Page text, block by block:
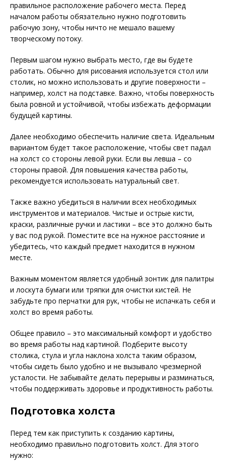
правильное расположение рабочего места. Перед
началом работы обязательно нужно подготовить
рабочую зону, чтобы ничто не мешало вашему
творческому потоку.
Первым шагом нужно выбрать место, где вы будете
работать. Обычно для рисования используется стол или
столик, но можно использовать и другие поверхности –
например, холст на подставке. Важно, чтобы поверхность
была ровной и устойчивой, чтобы избежать деформации
будущей картины.
Далее необходимо обеспечить наличие света. Идеальным
вариантом будет такое расположение, чтобы свет падал
на холст со стороны левой руки. Если вы левша – со
стороны правой. Для повышения качества работы,
рекомендуется использовать натуральный свет.
Также важно убедиться в наличии всех необходимых
инструментов и материалов. Чистые и острые кисти,
краски, различные ручки и ластики – все это должно быть
у вас под рукой. Поместите все на нужное расстояние и
убедитесь, что каждый предмет находится в нужном
месте.
Важным моментом является удобный зонтик для палитры
и лоскута бумаги или тряпки для очистки кистей. Не
забудьте про перчатки для рук, чтобы не испачкать себя и
холст во время работы.
Общее правило – это максимальный комфорт и удобство
во время работы над картиной. Подберите высоту
столика, стула и угла наклона холста таким образом,
чтобы сидеть было удобно и не вызывало чрезмерной
усталости. Не забывайте делать перерывы и разминаться,
чтобы поддерживать здоровье и продуктивность работы.
Подготовка холста
Перед тем как приступить к созданию картины,
необходимо правильно подготовить холст. Для этого
нужно: